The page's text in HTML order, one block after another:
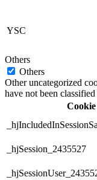
YSC
Others
Others
Other uncategorized
have not been
Cookie
_hjSession_2435527